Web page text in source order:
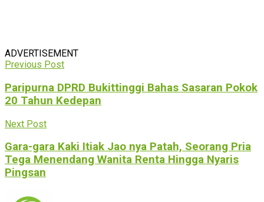
ADVERTISEMENT
Previous Post
Paripurna DPRD Bukittinggi Bahas Sasaran Pokok
20 Tahun Kedepan
Next Post
Gara-gara Kaki Itiak Jao nya Patah, Seorang Pria
Tega Menendang Wanita Renta Hingga Nyaris
Pingsan